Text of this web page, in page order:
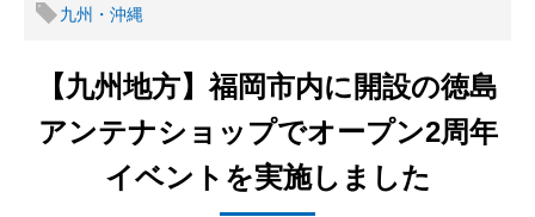
九州・沖縄
【九州地方】福岡市内に開設の徳島
アンテナショップでオープン2周年
イベントを実施しました